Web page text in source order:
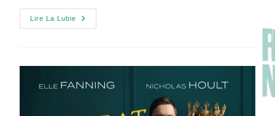
Lire La Lubie
THE
GREAT
Elle